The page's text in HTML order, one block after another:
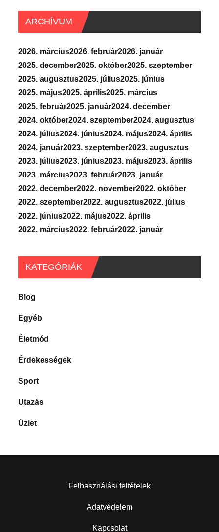
ARCHÍVUM
2026. március2026. február2026. január
2025. december2025. október2025. szeptember
2025. augusztus2025. július2025. június
2025. május2025. április2025. március
2025. február2025. január2024. december
2024. október2024. szeptember2024. augusztus
2024. július2024. június2024. május2024. április
2024. január2023. szeptember2023. augusztus
2023. július2023. június2023. május2023. április
2023. március2023. február2023. január
2022. december2022. november2022. október
2022. szeptember2022. augusztus2022. július
2022. június2022. május2022. április
2022. március2022. február2022. január
KATEGÓRIÁK
Blog
Egyéb
Életmód
Érdekességek
Sport
Utazás
Üzlet
Felhasználási feltételek
Adatvédelem
Kapcsolat